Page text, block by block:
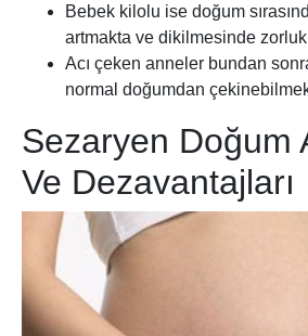
Bebek kilolu ise doğum
artmakta ve dikilmesinde
Acı çeken anneler bundan
normal doğumdan
Sezaryen Doğum
Ve Dezavantajları